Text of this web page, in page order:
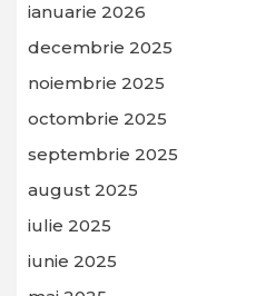
ianuarie 2026
decembrie 2025
noiembrie 2025
octombrie 2025
septembrie 2025
august 2025
iulie 2025
iunie 2025